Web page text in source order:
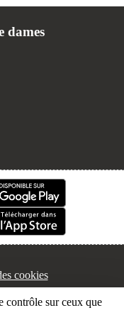
dames
cookies
contrôle sur ceux que